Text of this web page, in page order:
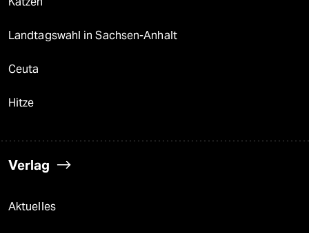
Landtagswahl in Sachsen-Anhalt
Ceuta
Hitze
Verlag
Aktuelles